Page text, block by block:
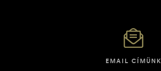
EMAIL CÍMÜNK